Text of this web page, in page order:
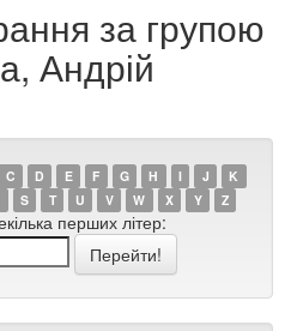
за групою
Андрій
C D E F G H I J
K
S T U V W X Y Z
перших літер: